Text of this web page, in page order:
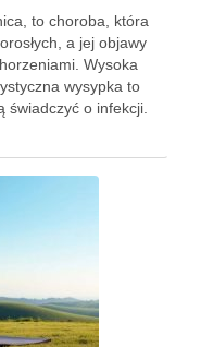
to choroba, która
a jej objawy
Wysoka
wysypka to
świadczyć o infekcji.
oraz …